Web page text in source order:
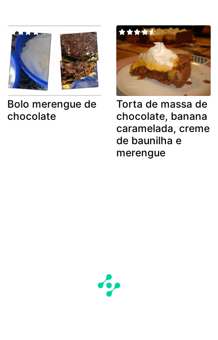
Bolo merengue de
chocolate
Torta de massa de
chocolate, banana
caramelada, creme
de baunilha e
merengue